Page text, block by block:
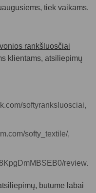
tiek vaikams.
rankšluosčiai
klientams, atsiliepimų
softyranksluosciai,
softy_textile/,
review.
būtume labai